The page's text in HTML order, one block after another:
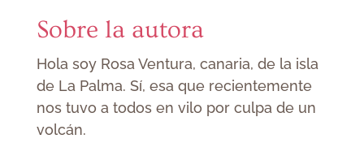
Sobre la autora
Hola soy Rosa Ventura, canaria, de la isla
de La Palma. Sí, esa que recientemente
nos tuvo a todos en vilo por culpa de un
volcán.